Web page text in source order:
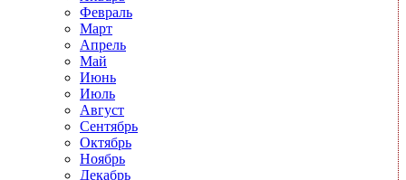
Февраль
Март
Апрель
Май
Июнь
Июль
Август
Сентябрь
Октябрь
Ноябрь
Декабрь